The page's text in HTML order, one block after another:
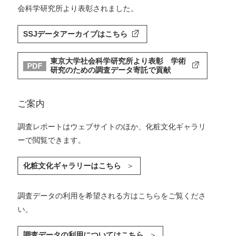
会科学研究所より表彰されました。
SSJデータアーカイブはこちら
PDF
東京大学社会科学研究所より表彰 学術
研究のための調査データ寄託で貢献
ご案内
調査レポートはウェブサイトのほか、化粧文化ギャラリ
ーで閲覧できます。
化粧文化ギャラリーはこちら
調査データの利用を希望される方はこちらをご覧くださ
い。